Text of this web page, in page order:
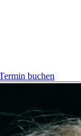
buchen